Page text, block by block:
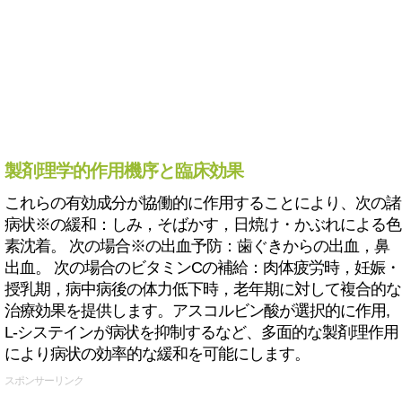
製剤理学的作用機序と臨床効果
これらの有効成分が協働的に作用することにより、次の諸
病状※の緩和：しみ，そばかす，日焼け・かぶれによる色
素沈着。 次の場合※の出血予防：歯ぐきからの出血，鼻
出血。 次の場合のビタミンCの補給：肉体疲労時，妊娠・
授乳期，病中病後の体力低下時，老年期に対して複合的な
治療効果を提供します。アスコルビン酸が選択的に作用,
L-システインが病状を抑制するなど、多面的な製剤理作用
により病状の効率的な緩和を可能にします。
スポンサーリンク